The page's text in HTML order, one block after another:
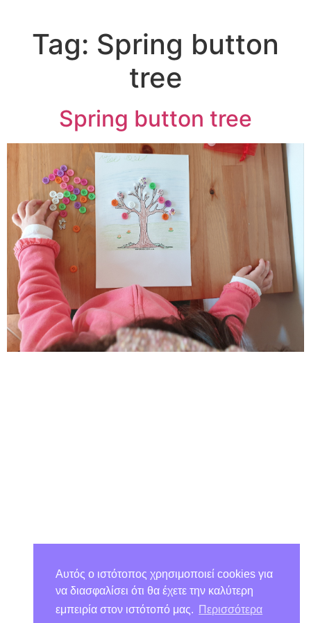
Tag: Spring button
tree
Spring button tree
Αυτός ο ιστότοπος χρησιμοποιεί cookies για
να διασφαλίσει ότι θα έχετε την καλύτερη
εμπειρία στον ιστότοπό μας.
Περισσότερα